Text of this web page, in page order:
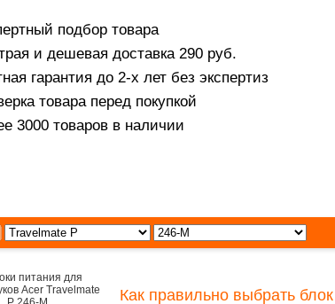
подбор товара
и дешевая доставка 290 руб.
гарантия до 2-х лет без экспертиз
товара перед покупкой
3000 товаров в наличии
Как правильно выбрать